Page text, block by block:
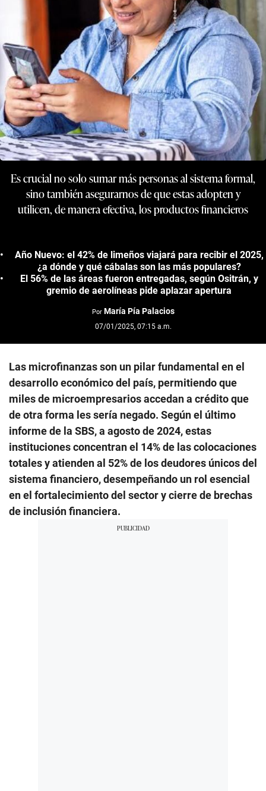
Es crucial no solo sumar más personas al sistema formal,
sino también asegurarnos de que estas adopten y
utilicen, de manera efectiva, los productos financieros
Año Nuevo: el 42% de limeños viajará para recibir el 2025,
¿a dónde y qué cábalas son las más populares?
El 56% de las áreas fueron entregadas, según Ositrán, y
gremio de aerolíneas pide aplazar apertura
Por María Pía Palacios
07/01/2025, 07:15 a.m.
Las microfinanzas son un pilar fundamental en el
desarrollo económico del país, permitiendo que
miles de microempresarios accedan a crédito que
de otra forma les sería negado. Según el último
informe de la SBS, a agosto de 2024, estas
instituciones concentran el 14% de las colocaciones
totales y atienden al 52% de los deudores únicos del
sistema financiero, desempeñando un rol esencial
en el fortalecimiento del sector y cierre de brechas
de inclusión financiera.